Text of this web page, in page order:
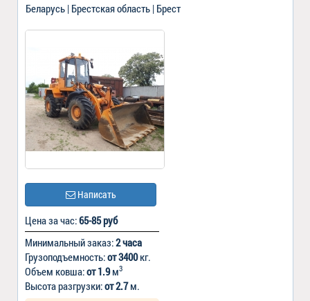
Беларусь | Брестская область | Брест
Написать
Цена за час:65-85 руб
Минимальный заказ:2 часа
Грузоподъемность:от 3400кг.
Объем ковша:от 1.9м3
Высота разгрузки:от 2.7м.